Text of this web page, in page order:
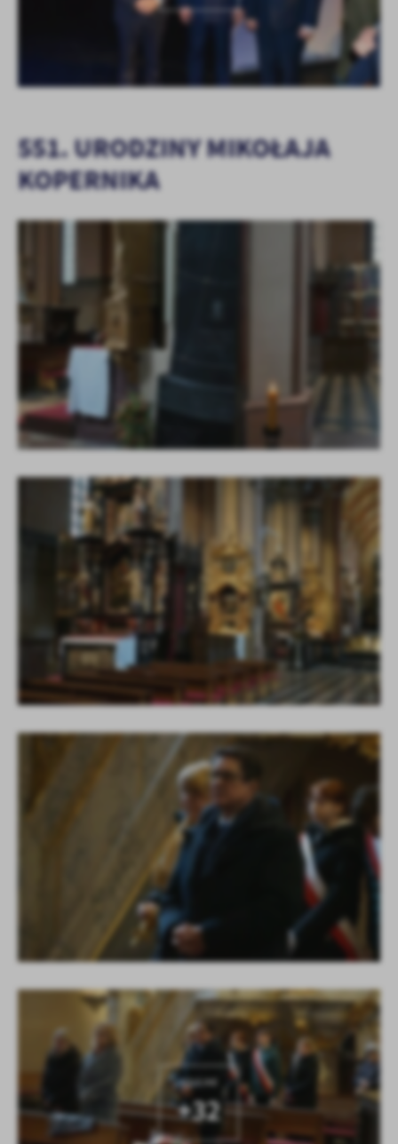
551. URODZINY MIKOŁAJA
KOPERNIKA
KOLEJNE
+32